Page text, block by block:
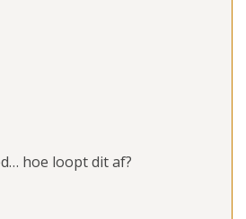
hoe loopt dit af?